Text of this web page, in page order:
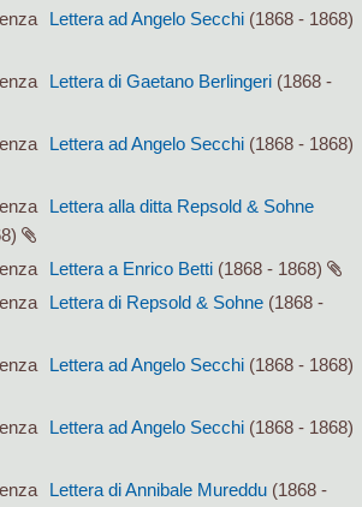
Lettera ad Angelo Secchi (1868 - 1868)
Lettera di Gaetano Berlingeri (1868 -
Lettera ad Angelo Secchi (1868 - 1868)
Lettera alla ditta Repsold & Sohne
Lettera a Enrico Betti (1868 - 1868)
Lettera di Repsold & Sohne (1868 -
Lettera ad Angelo Secchi (1868 - 1868)
Lettera ad Angelo Secchi (1868 - 1868)
Lettera di Annibale Mureddu (1868 -